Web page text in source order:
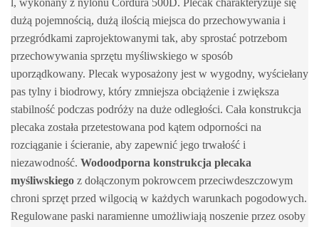
l, wykonany z nylonu Cordura 500D. Plecak charakteryzuje się
dużą pojemnością, dużą ilością miejsca do przechowywania i
przegródkami zaprojektowanymi tak, aby sprostać potrzebom
przechowywania sprzętu myśliwskiego w sposób
uporządkowany. Plecak wyposażony jest w wygodny, wyściełany
pas tylny i biodrowy, który zmniejsza obciążenie i zwiększa
stabilność podczas podróży na duże odległości. Cała konstrukcja
plecaka została przetestowana pod kątem odporności na
rozciąganie i ścieranie, aby zapewnić jego trwałość i
niezawodność. Wodoodporna konstrukcja plecaka
myśliwskiego z dołączonym pokrowcem przeciwdeszczowym
chroni sprzęt przed wilgocią w każdych warunkach pogodowych.
Regulowane paski naramienne umożliwiają noszenie przez osoby